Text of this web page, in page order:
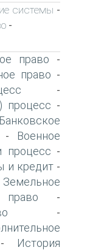
системы -
-
право -
право -
-
процесс -
Банковское
Военное
процесс -
и кредит-
Земельное
право -
-
История